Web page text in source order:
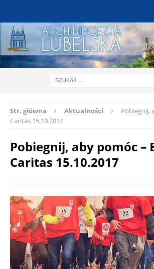
Str. główna Aktualności
Pobiegnij,
Caritas 15.10.2017
Pobiegnij, aby pomóc –
Caritas 15.10.2017